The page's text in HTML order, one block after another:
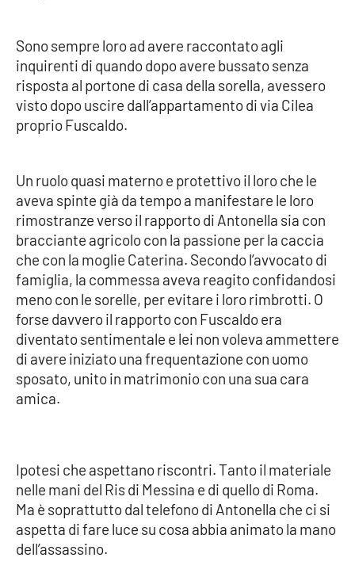
Sport
RUBRICHE
Parchi Marini Calabria
Leggendo Alvaro insieme
Imprese Di Calabria
Le perfidie di Antonella Grippo
Venti di comunicazione
LaC Network
LaC OnAir
Sono sempre loro ad avere raccontato agli
inquirenti di quando dopo avere bussato senza
risposta al portone di casa della sorella, avessero
visto dopo uscire dall’appartamento di via Cilea
proprio Fuscaldo.
Un ruolo quasi materno e protettivo il loro che le
aveva spinte già da tempo a manifestare le loro
rimostranze verso il rapporto di Antonella sia con
bracciante agricolo con la passione per la caccia
che con la moglie Caterina. Secondo l’avvocato di
famiglia, la commessa aveva reagito confidandosi
meno con le sorelle, per evitare i loro rimbrotti. O
forse davvero il rapporto con Fuscaldo era
diventato sentimentale e lei non voleva ammettere
di avere iniziato una frequentazione con uomo
sposato, unito in matrimonio con una sua cara
amica.
Ipotesi che aspettano riscontri. Tanto il materiale
nelle mani del Ris di Messina e di quello di Roma.
Ma è soprattutto dal telefono di Antonella che ci si
aspetta di fare luce su cosa abbia animato la mano
dell’assassino.